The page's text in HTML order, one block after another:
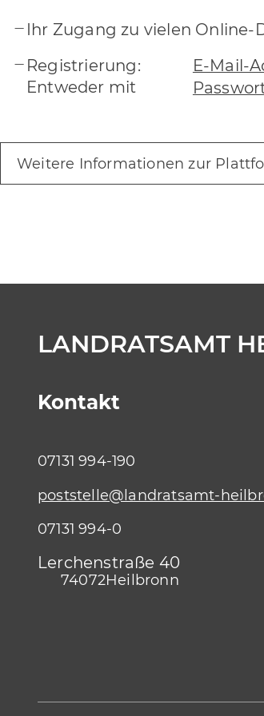
Ihr Zugang zu vielen
Registrierung:
Entweder mit
E-Mail-
Weitere Informationen zur
LANDRATSAMT
Kontakt
Lerchenstraße 40
74072Heilbronn
poststelle@landratsamt-
07131 994-0
07131 994-190